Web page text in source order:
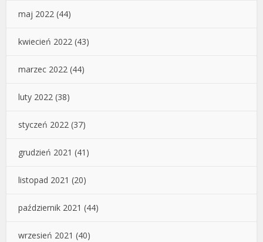
maj 2022 (44)
kwiecień 2022 (43)
marzec 2022 (44)
luty 2022 (38)
styczeń 2022 (37)
grudzień 2021 (41)
listopad 2021 (20)
październik 2021 (44)
wrzesień 2021 (40)